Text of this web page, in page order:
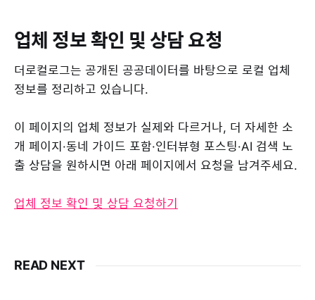
업체 정보 확인 및 상담 요청
더로컬로그는 공개된 공공데이터를 바탕으로 로컬 업체
정보를 정리하고 있습니다.
이 페이지의 업체 정보가 실제와 다르거나, 더 자세한 소
개 페이지·동네 가이드 포함·인터뷰형 포스팅·AI 검색 노
출 상담을 원하시면 아래 페이지에서 요청을 남겨주세요.
업체 정보 확인 및 상담 요청하기
READ NEXT